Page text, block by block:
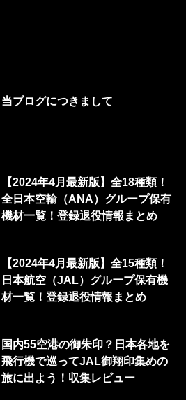
当ブログにつきまして
【2024年4月最新版】全18種類！
全日本空輸（ANA）グループ保有
機材一覧！登録退役情報まとめ
【2024年4月最新版】全15種類！
日本航空（JAL）グループ保有機
材一覧！登録退役情報まとめ
国内55空港の御朱印？日本各地を
飛行機で巡ってJAL御翔印集めの
旅に出よう！収集レビュー